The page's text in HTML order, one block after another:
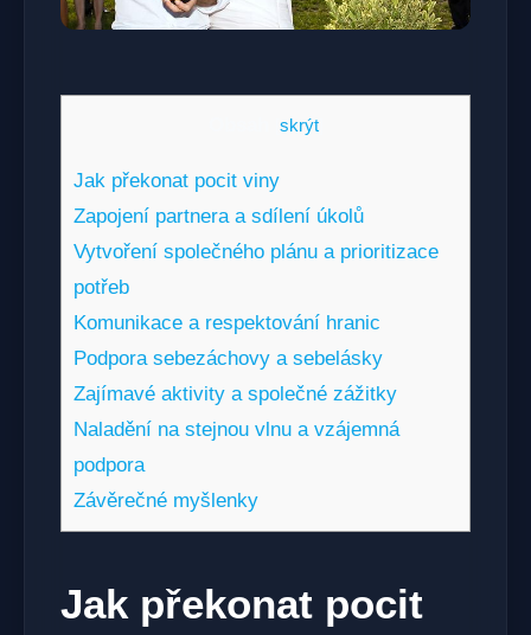
skrýt]
Jak překonat ‌pocit viny
Zapojení partnera a sdílení ⁤úkolů
Vytvoření společného plánu a prioritizace
potřeb
Komunikace a​ respektování hranic
Podpora sebezáchovy a sebelásky
Zajímavé aktivity a společné zážitky
Naladění na stejnou vlnu a vzájemná
podpora
Závěrečné myšlenky
Jak překonat ‌pocit